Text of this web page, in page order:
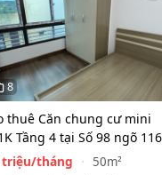
8
thuê Căn chung cư mini
Tầng 4 tại Số 98 ngõ 116
Kế Bính, Ba Đình.…
triệu/tháng
50m²